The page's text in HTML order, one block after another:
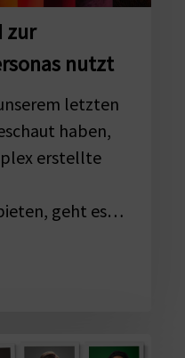
zur
nutzt
letzten
haben,
erstellte
geht es…